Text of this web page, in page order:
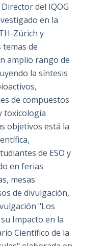
Director del IQOG
en la
Zürich y
de
amplio rango de
la síntesis
de compuestos
toxicología
objetivos está la
de ESO y
en ferias
mesas
de divulgación,
"Los
Impacto en la
Científico de la